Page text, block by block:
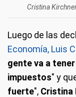
Cristina
Luego de las
Economía, Luis
gente va a
impuestos" y
fuerte", Cristina